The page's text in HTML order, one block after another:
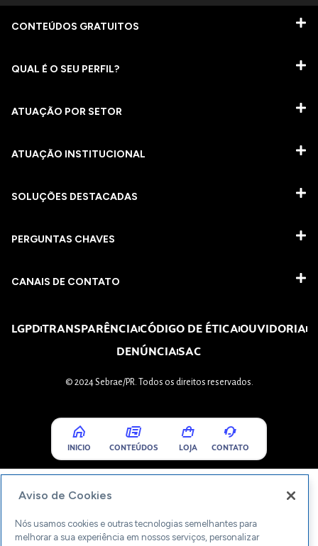
CONTEÚDOS GRATUITOS
QUAL É O SEU PERFIL?
ATUAÇÃO POR SETOR
ATUAÇÃO INSTITUCIONAL
SOLUÇÕES DESTACADAS
PERGUNTAS CHAVES​
CANAIS DE CONTATO
LGPDTRANSPARÊNCIACÓDIGO DE ÉTICAOUVIDORIA
DENÚNCIASAC
© 2024 Sebrae/PR. Todos os direitos reservados.
INICIO CONTEÚDOS LOJA CONTATO
Aviso de Cookies
Nós usamos cookies e outras tecnologias semelhantes para
melhorar a sua experiência em nossos serviços, personalizar